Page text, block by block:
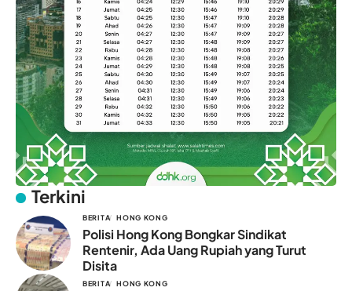
Terkini
BERITA HONG KONG
Polisi Hong Kong Bongkar Sindikat
Rentenir, Ada Uang Rupiah yang Turut
Disita
BERITA HONG KONG